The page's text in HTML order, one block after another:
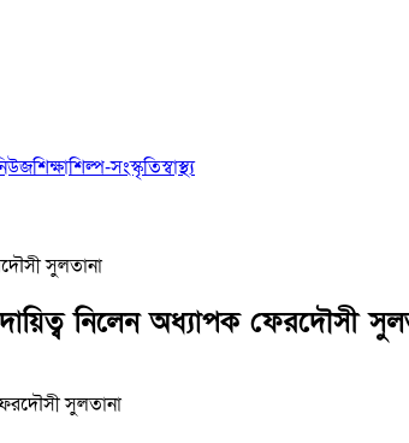
শিক্ষাশিল্প-সংস্কৃতিস্বাস্থ্য
সুলতানা
নিলেন অধ্যাপক ফেরদৌসী